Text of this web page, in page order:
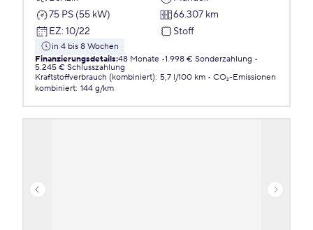
75 PS (55 kW)
66.307 km
EZ: 10/22 Stoff
in 4 bis 8 Wochen
Finanzierungsdetails:48 Monate 1.998 € Sonderzahlung
5.245 € Schlusszahlung
Kraftstoffverbrauch (kombiniert): 5,7 l/100 km
CO₂-Emissionen
kombiniert: 144 g/km